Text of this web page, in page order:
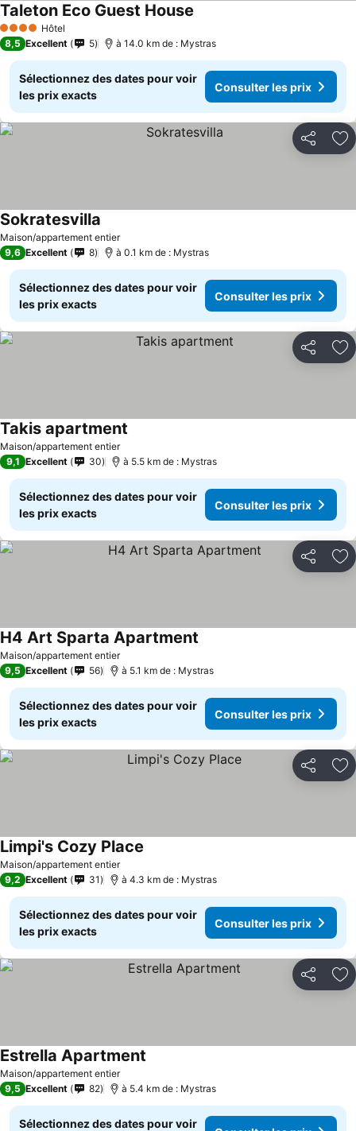
4 Étoiles Hôtel
Taleton Eco Guest House
8,5 Excellent 5 à 14.0 km de : Mystras
Sélectionnez des dates pour voir
les prix exacts
Consulter les prix
Partager
Maison/appartement entier
Sokratesvilla
9,6 Excellent 8 à 0.1 km de : Mystras
Sélectionnez des dates pour voir
les prix exacts
Consulter les prix
Partager
Maison/appartement entier
Takis apartment
9,1 Excellent 30 à 5.5 km de : Mystras
Sélectionnez des dates pour voir
les prix exacts
Consulter les prix
Partager
Maison/appartement entier
H4 Art Sparta Apartment
9,5 Excellent 56 à 5.1 km de : Mystras
Sélectionnez des dates pour voir
les prix exacts
Consulter les prix
Partager
Maison/appartement entier
Limpi's Cozy Place
9,2 Excellent 31 à 4.3 km de : Mystras
Sélectionnez des dates pour voir
les prix exacts
Consulter les prix
Partager
Maison/appartement entier
Estrella Apartment
9,5 Excellent 82 à 5.4 km de : Mystras
Sélectionnez des dates pour voir